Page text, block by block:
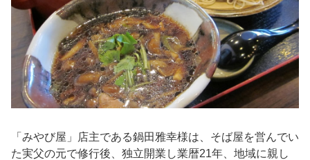
「みやび屋」店主である鍋田雅幸様は、そば屋を営んでい
た実父の元で修行後、独立開業し業暦21年、地域に親し